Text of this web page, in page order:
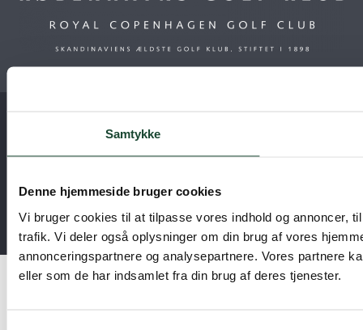
Samtykke
Denne hjemmeside bruger cookies
Vi bruger cookies til at tilpasse vores indhold og annoncer,
trafik. Vi deler også oplysninger om din brug af vores
annonceringspartnere og analysepartnere. Vores partnere
eller som de har indsamlet fra din brug af deres tjenester.
Klampenborg) |+ 45 39 63 04 83|kgk@kgkgolf.dk